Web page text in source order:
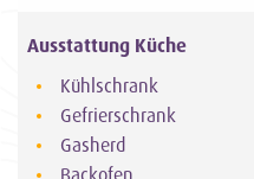
Ausstattung Küche
Kühlschrank
Gefrierschrank
Gasherd
Backofen